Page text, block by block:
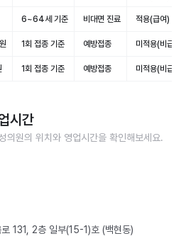
6~64세 기준 비대면 진료 적용(급여)
1회 접종 기준 예방접종 미적용(비급여)
1회 접종 기준 예방접종 미적용(비급여)
시간
의원의 위치와 영업시간을 확인해보세요.
131, 2층 일부(15-1)호 (백현동)